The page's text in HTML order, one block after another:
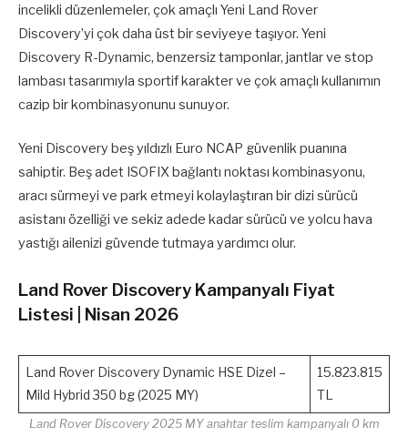
incelikli düzenlemeler, çok amaçlı Yeni Land Rover
Discovery’yi çok daha üst bir seviyeye taşıyor. Yeni
Discovery R-Dynamic, benzersiz tamponlar, jantlar ve stop
lambası tasarımıyla sportif karakter ve çok amaçlı kullanımın
cazip bir kombinasyonunu sunuyor.
Yeni Discovery beş yıldızlı Euro NCAP güvenlik puanına
sahiptir. Beş adet ISOFIX bağlantı noktası kombinasyonu,
aracı sürmeyi ve park etmeyi kolaylaştıran bir dizi sürücü
asistanı özelliği ve sekiz adede kadar sürücü ve yolcu hava
yastığı ailenizi güvende tutmaya yardımcı olur.
Land Rover Discovery Kampanyalı Fiyat
Listesi | Nisan 2026
Land Rover Discovery Dynamic HSE Dizel –
Mild Hybrid 350 bg (2025 MY)
15.823.815
TL
Land Rover Discovery 2025 MY anahtar teslim kampanyalı 0 km